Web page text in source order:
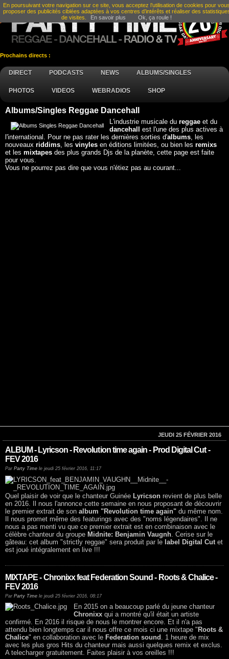
Prochains directs :
DIRECT PODCASTS NEWS ALBUMS/SINGLES
PHOTOS VIDEOS WEBRADIOS SHOP
Albums/Singles Reggae Dancehall
L'industrie musicale dureggae et du
dancehallest l'une des plus actives à
l'international. Pour ne pas rater les dernières sorties d'albums, les
nouveaux riddims, les vinyles en éditions limitées, ou bien les remixs
et les mixtapes des plus grands Djs de la planète, cette page est faite
pour vous.
Vous ne pourrez pas dire que vous n'étiez pas au courant...
JEUDI 25 FÉVRIER 2016
ALBUM - Lyricson - Revolution time again - Prod Digital Cut -
FEV 2016
Par Party Time le jeudi 25 février 2016, 11:17
Quel plaisir de voir que le chanteur Guinée Lyricson revient de plus belle
en 2016. Il nous l'annonce cette semaine en nous proposant de découvrir
le premier extrait de son album "Revolution time again" du même nom.
Il nous promet même des featurings avec des "noms légendaires". Il ne
nous a pas menti vu que ce premier extrait est en combinaison avec le
célèbre chanteur du groupe Midnite: Benjamin Vaugnh. Cerise sur le
gâteau: cet album "strictly reggae" sera produit par le label Digital Cut et
est joué intégralement en live !!!
MIXTAPE - Chronixx feat Federation Sound - Roots & Chalice -
FEV 2016
Par Party Time le jeudi 25 février 2016, 08:17
En 2015 on a beaucoup parlé du jeune chanteur
Chronixx qui a montré qu'il était un artiste
confirmé. En 2016 il risque de nous le montrer encore. Et il n'a pas
attendu bien longtemps car il nous offre ce mois ci une mixtape " Roots &
Chalice" en collaboration avec le Federation sound . 1 heure de mix
avec les plus gros Hits du chanteur mais aussi quelques remix et exclus.
A telecharger gratuitement. Faites plaisir à vos oreilles !!!
En poursuivant votre navigation sur ce site, vous acceptez l’utilisation de cookies pour
proposer des publicités ciblées adaptées à vos centres d’intérêts et réaliser des
de visites.
En savoir plus Ok, ça roule !